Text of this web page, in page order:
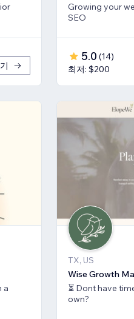
Growing your
SEO
5.0 (14)
최저: $200
a
TX, US
Wise Growth
⏳ Dont have
own?